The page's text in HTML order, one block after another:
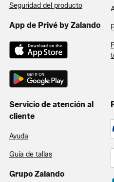
Seguridad del producto
App de Privé by Zalando
Servicio de atención al
cliente
Ayuda
Guía de tallas
Grupo Zalando